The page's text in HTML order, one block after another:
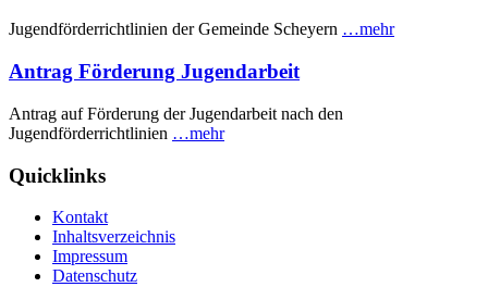
Jugendförderrichtlinien der Gemeinde Scheyern …mehr
Antrag Förderung Jugendarbeit
Antrag auf Förderung der Jugendarbeit nach den
Jugendförderrichtlinien …mehr
Quicklinks
Kontakt
Inhaltsverzeichnis
Impressum
Datenschutz